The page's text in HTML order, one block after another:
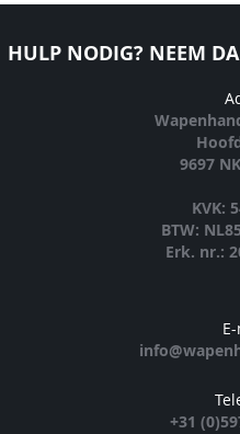
HULP NODIG? NEEM
9697
KVK:
BTW:
Erk. nr.:
+31